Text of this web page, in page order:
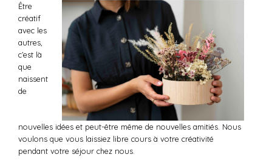
Être
créatif
avec les
autres,
c’est là
que
naissent
de
nouvelles idées et peut-être même de nouvelles amitiés. Nous
voulons que vous laissiez libre cours à votre créativité
pendant votre séjour chez nous.